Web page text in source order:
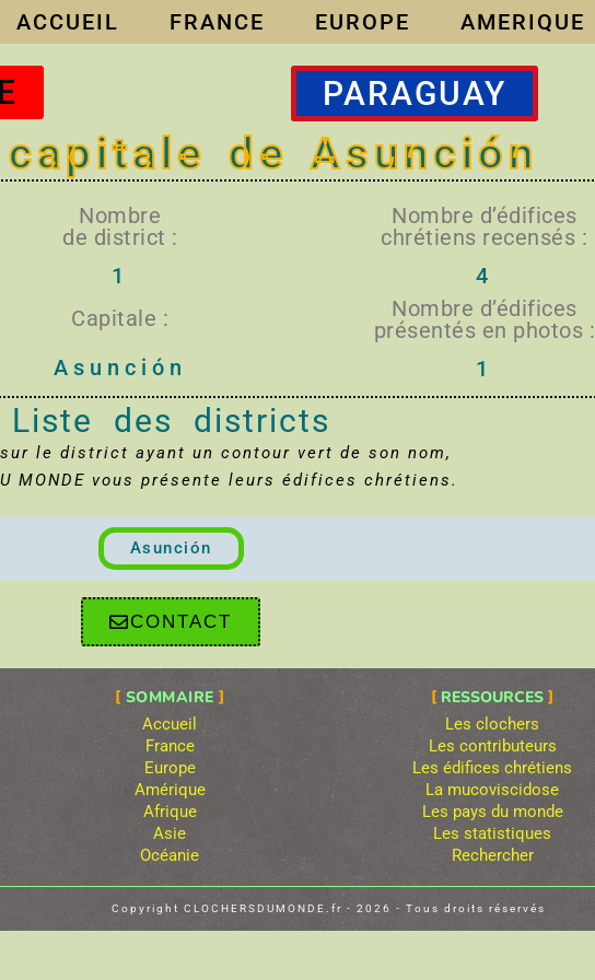
ACCUEIL FRANCE EUROPE AMERIQUE
PARAGUAY
de Asunción
Nombre
de district :
1
Capitale :
Asunción
Nombre d’édifices
chrétiens recensés :
4
Nombre d’édifices
présentés en photos :
1
Liste des districts
le district ayant un contour vert de son nom,
MONDE vous présente leurs édifices chrétiens.
Asunción
CONTACT
SOMMAIRE
Accueil
France
Europe
Amérique
Afrique
Asie
Océanie
RESSOURCES
Les clochers
Les contributeurs
Les édifices chrétiens
La mucoviscidose
Les pays du monde
Les statistiques
Rechercher
Copyright CLOCHERSDUMONDE.fr - 2026 - Tous droits réservés